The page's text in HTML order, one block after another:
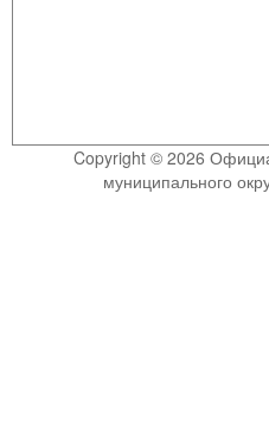
Copyright © 2026
муниципального